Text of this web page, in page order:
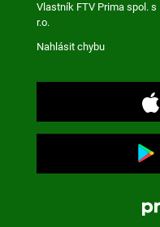
Vlastník FTV Prima spol. s
r.o.
Nahlásit chybu